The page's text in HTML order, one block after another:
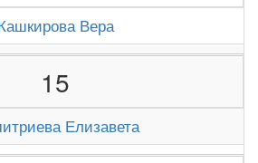
Вера
15
Елизавета